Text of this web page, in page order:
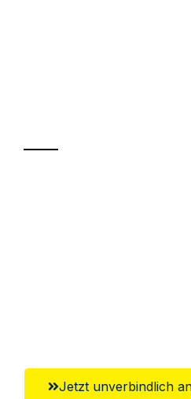
Jetzt unverbindlich